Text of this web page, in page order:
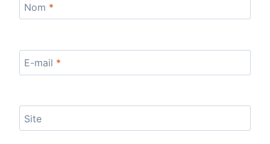
Nom *
E-mail *
Site